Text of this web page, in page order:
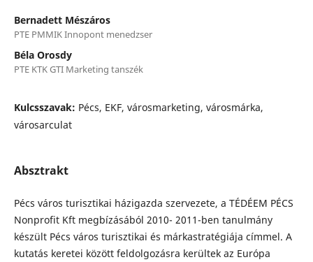
Bernadett Mészáros
PTE PMMIK Innopont menedzser
Béla Orosdy
PTE KTK GTI Marketing tanszék
Kulcsszavak: Pécs, EKF, városmarketing, városmárka,
városarculat
Absztrakt
Pécs város turisztikai házigazda szervezete, a TÉDÉEM PÉCS
Nonprofit Kft megbízásából 2010- 2011-ben tanulmány
készült Pécs város turisztikai és márkastratégiája címmel. A
kutatás keretei között feldolgozásra kerültek az Európa